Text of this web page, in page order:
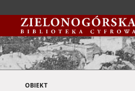
OBIEKT